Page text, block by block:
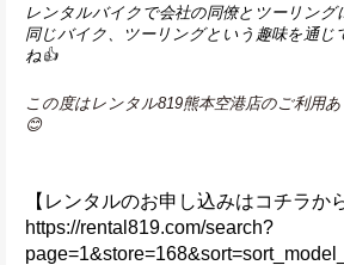
レンタルバイクで会社の同僚とツーリン
同じバイク、ツーリングという趣味を通じ
ね👍
この度はレンタル819熊本空港店のご利用
😊
【レンタルのお申し込みはコチラか
https://rental819.com/search?